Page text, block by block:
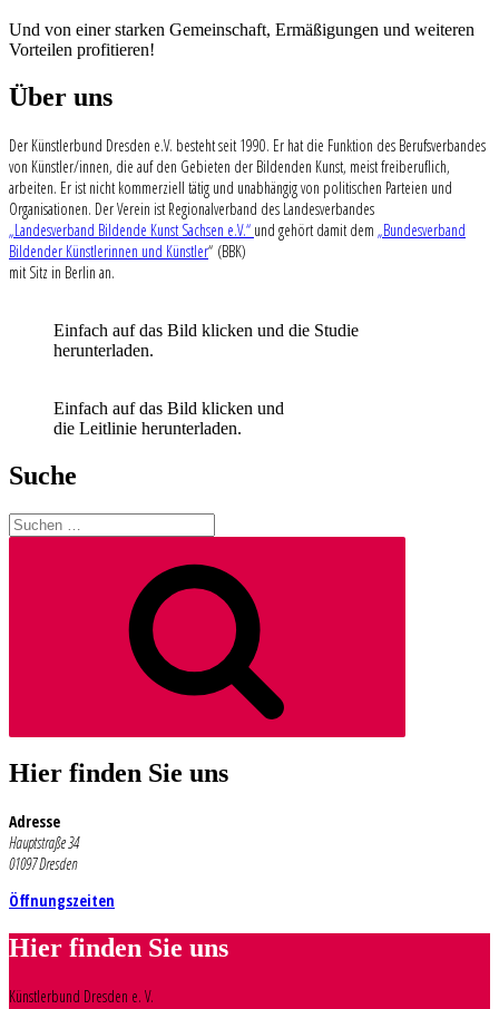
Und von einer starken Gemeinschaft, Ermäßigungen und weiteren
Vorteilen profitieren!
Über uns
Der Künstlerbund Dresden e.V. besteht seit 1990. Er hat die Funktion des Berufsverbandes
von Künstler/innen, die auf den Gebieten der Bildenden Kunst, meist freiberuflich,
arbeiten. Er ist nicht kommerziell tätig und unabhängig von politischen Parteien und
Organisationen. Der Verein ist Regionalverband des Landesverbandes
„Landesverband Bildende Kunst Sachsen e.V.“ und gehört damit dem „Bundesverband
Bildender Künstlerinnen und Künstler“ (BBK)
mit Sitz in Berlin an.
Einfach auf das Bild klicken und die Studie
herunterladen.
Einfach auf das Bild klicken und
die Leitlinie herunterladen.
Suche
Suchen
nach:
Hier finden Sie uns
Adresse
Hauptstraße 34
01097 Dresden
Öffnungszeiten
Hier finden Sie uns
Künstlerbund Dresden e. V.